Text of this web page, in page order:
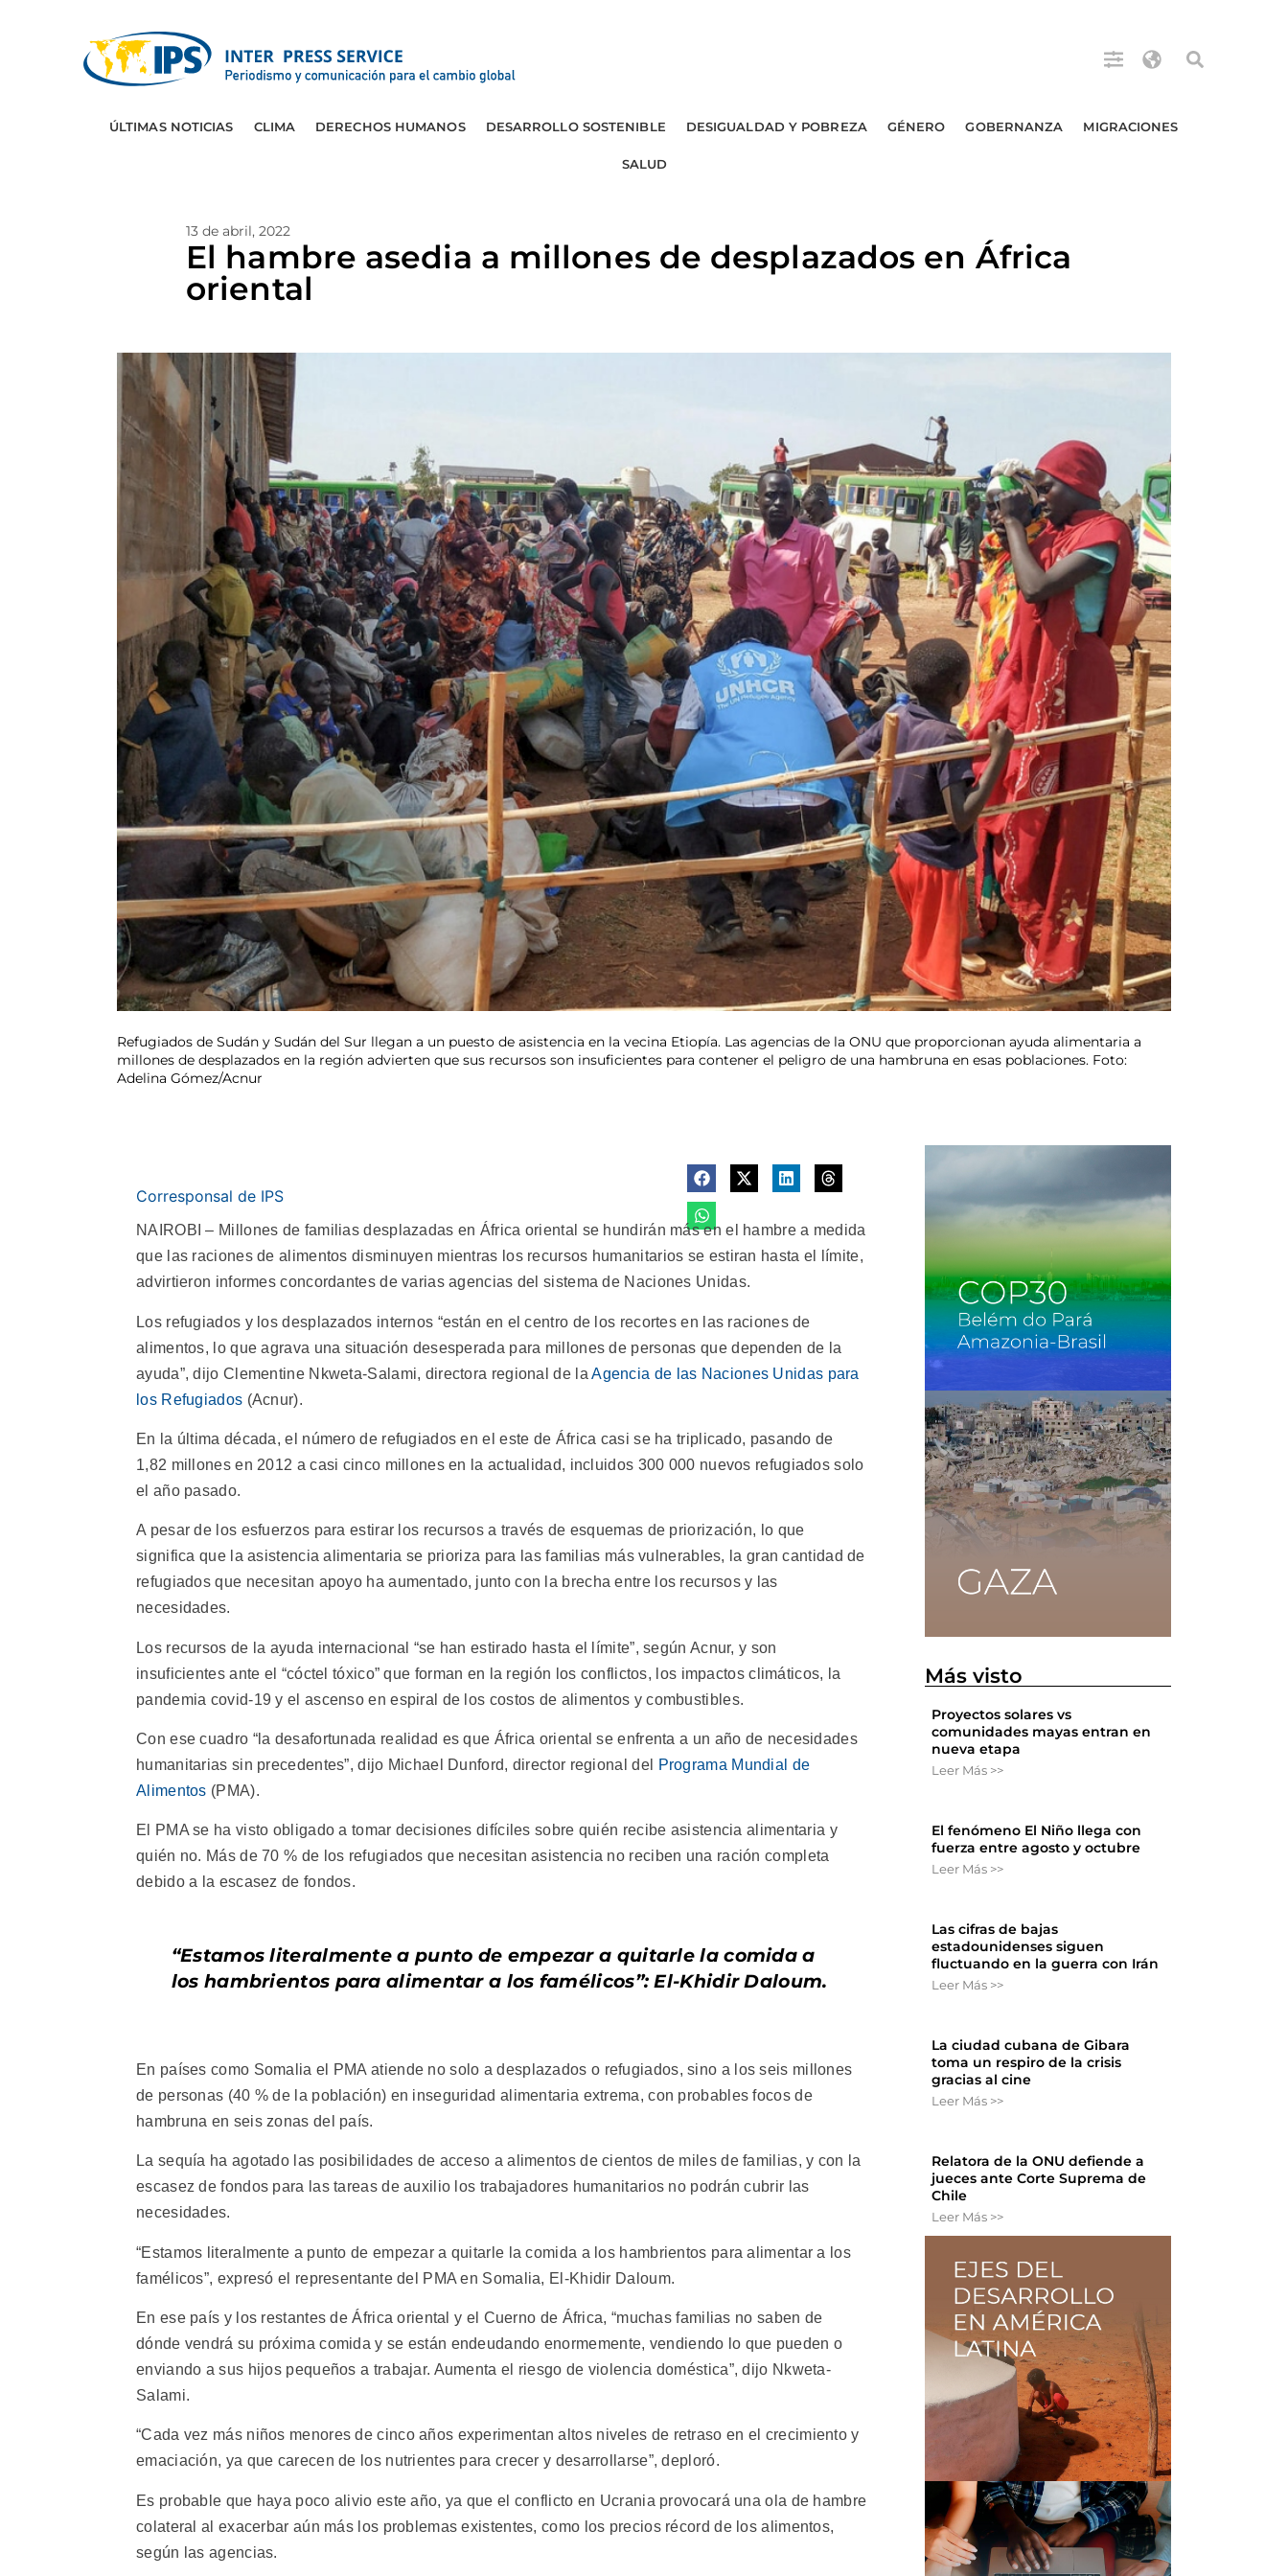
ÚLTIMAS NOTICIAS CLIMA DERECHOS HUMANOS DESARROLLO SOSTENIBLE DESIGUALDAD Y POBREZA GÉNERO GOBERNANZA MIGRACIONES
SALUD
13 de abril, 2022
El hambre asedia a millones de desplazados en África
oriental
Refugiados de Sudán y Sudán del Sur llegan a un puesto de asistencia en la vecina Etiopía. Las agencias de la ONU que proporcionan ayuda alimentaria a
millones de desplazados en la región advierten que sus recursos son insuficientes para contener el peligro de una hambruna en esas poblaciones. Foto:
Adelina Gómez/Acnur
Corresponsal de IPS
NAIROBI – Millones de familias desplazadas en África oriental se hundirán más en el hambre a medida
que las raciones de alimentos disminuyen mientras los recursos humanitarios se estiran hasta el límite,
advirtieron informes concordantes de varias agencias del sistema de Naciones Unidas.
Los refugiados y los desplazados internos “están en el centro de los recortes en las raciones de
alimentos, lo que agrava una situación desesperada para millones de personas que dependen de la
ayuda”, dijo Clementine Nkweta-Salami, directora regional de laAgencia de las Naciones Unidas para
los Refugiados (Acnur).
En la última década, el número de refugiados en el este de África casi se ha triplicado, pasando de
1,82 millones en 2012 a casi cinco millones en la actualidad, incluidos 300 000 nuevos refugiados solo
el año pasado.
A pesar de los esfuerzos para estirar los recursos a través de esquemas de priorización, lo que
significa que la asistencia alimentaria se prioriza para las familias más vulnerables, la gran cantidad de
refugiados que necesitan apoyo ha aumentado, junto con la brecha entre los recursos y las
necesidades.
Los recursos de la ayuda internacional “se han estirado hasta el límite”, según Acnur, y son
insuficientes ante el “cóctel tóxico” que forman en la región los conflictos, los impactos climáticos, la
pandemia covid-19 y el ascenso en espiral de los costos de alimentos y combustibles.
Con ese cuadro “la desafortunada realidad es que África oriental se enfrenta a un año de necesidades
humanitarias sin precedentes”, dijo Michael Dunford, director regional del
Programa Mundial de
Alimentos (PMA).
El PMA se ha visto obligado a tomar decisiones difíciles sobre quién recibe asistencia alimentaria y
quién no. Más de 70 % de los refugiados que necesitan asistencia no reciben una ración completa
debido a la escasez de fondos.
“Estamos literalmente a punto de empezar a quitarle la comida a
los hambrientos para alimentar a los famélicos”: El-Khidir Daloum.
En países como Somalia el PMA atiende no solo a desplazados o refugiados, sino a los seis millones
de personas (40 % de la población) en inseguridad alimentaria extrema, con probables focos de
hambruna en seis zonas del país.
La sequía ha agotado las posibilidades de acceso a alimentos de cientos de miles de familias, y con la
escasez de fondos para las tareas de auxilio los trabajadores humanitarios no podrán cubrir las
necesidades.
“Estamos literalmente a punto de empezar a quitarle la comida a los hambrientos para alimentar a los
famélicos”, expresó el representante del PMA en Somalia, El-Khidir Daloum.
En ese país y los restantes de África oriental y el Cuerno de África, “muchas familias no saben de
dónde vendrá su próxima comida y se están endeudando enormemente, vendiendo lo que pueden o
enviando a sus hijos pequeños a trabajar. Aumenta el riesgo de violencia doméstica”, dijo Nkweta-
Salami.
“Cada vez más niños menores de cinco años experimentan altos niveles de retraso en el crecimiento y
emaciación, ya que carecen de los nutrientes para crecer y desarrollarse”, deploró.
Es probable que haya poco alivio este año, ya que el conflicto en Ucrania provocará una ola de hambre
colateral al exacerbar aún más los problemas existentes, como los precios récord de los alimentos,
según las agencias.
Más visto
Proyectos solares vs
comunidades mayas entran en
nueva etapa
Leer Más >>
El fenómeno El Niño llega con
fuerza entre agosto y octubre
Leer Más >>
Las cifras de bajas
estadounidenses siguen
fluctuando en la guerra con Irán
Leer Más >>
La ciudad cubana de Gibara
toma un respiro de la crisis
gracias al cine
Leer Más >>
Relatora de la ONU defiende a
jueces ante Corte Suprema de
Chile
Leer Más >>